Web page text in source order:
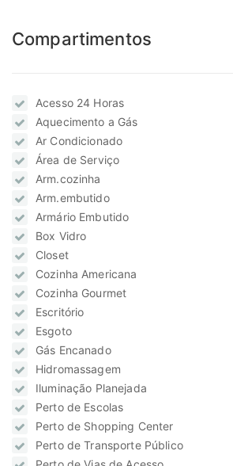
Compartimentos
Acesso 24 Horas
Aquecimento a Gás
Ar Condicionado
Área de Serviço
Arm.cozinha
Arm.embutido
Armário Embutido
Box Vidro
Closet
Cozinha Americana
Cozinha Gourmet
Escritório
Esgoto
Gás Encanado
Hidromassagem
Iluminação Planejada
Perto de Escolas
Perto de Shopping Center
Perto de Transporte Público